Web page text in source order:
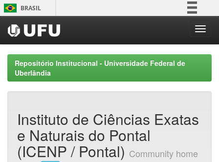
Skip
navigation
BRASIL
Participe
Acesso à informação
Legislação
Repositório Institucional - Universidade Federal de
Uberlândia
Instituto de Ciências Exatas
e Naturais do Pontal
(ICENP / Pontal) Community home